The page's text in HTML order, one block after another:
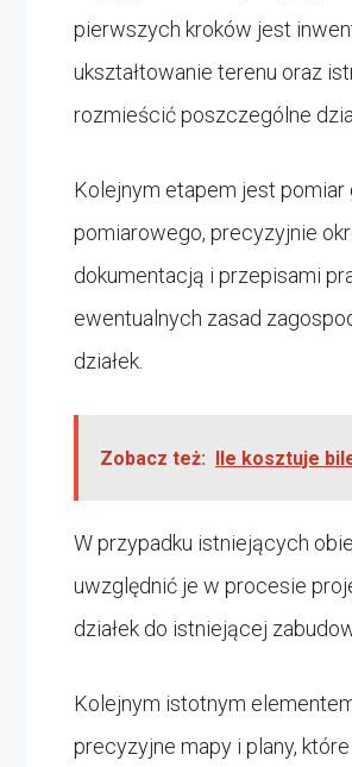
pierwszych kroków jest
ukształtowanie terenu oraz
rozmieścić poszczególne
Kolejnym etapem jest pomiar
pomiarowego, precyzyjnie
dokumentacją i przepisami
ewentualnych zasad
działek.
Zobacz też: Ile kosztuje
W przypadku istniejących
uwzględnić je w procesie
działek do istniejącej
Kolejnym istotnym
precyzyjne mapy i plany,